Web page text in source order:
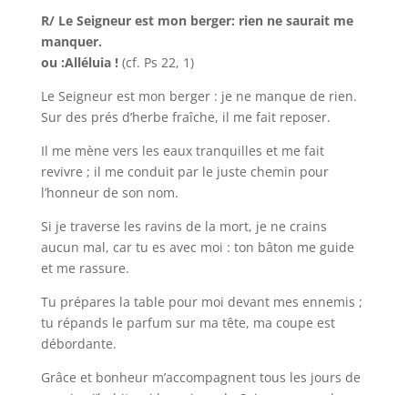
R/ Le Seigneur est mon berger: rien ne saurait me
manquer.
ou :Alléluia !(cf. Ps 22, 1)
Le Seigneur est mon berger : je ne manque de rien.
Sur des prés d’herbe fraîche, il me fait reposer.
Il me mène vers les eaux tranquilles et me fait
revivre ; il me conduit par le juste chemin pour
l’honneur de son nom.
Si je traverse les ravins de la mort, je ne crains
aucun mal, car tu es avec moi : ton bâton me guide
et me rassure.
Tu prépares la table pour moi devant mes ennemis ;
tu répands le parfum sur ma tête, ma coupe est
débordante.
Grâce et bonheur m’accompagnent tous les jours de